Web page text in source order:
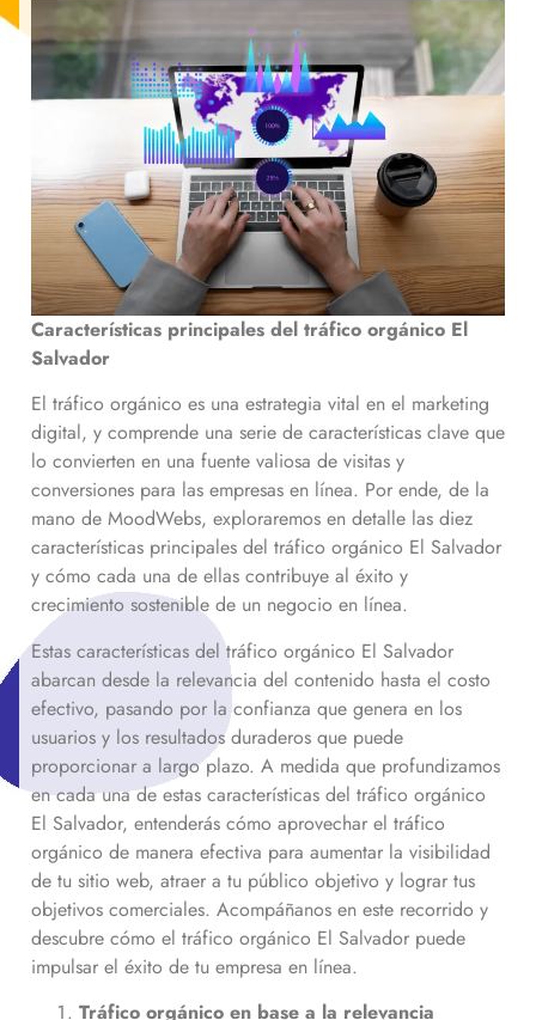
Características principales del tráfico orgánico El
Salvador
El tráfico orgánico es una estrategia vital en el marketing
digital, y comprende una serie de características clave que
lo convierten en una fuente valiosa de visitas y
conversiones para las empresas en línea. Por ende, de la
mano de MoodWebs, exploraremos en detalle las diez
características principales del tráfico orgánico El Salvador
y cómo cada una de ellas contribuye al éxito y
crecimiento sostenible de un negocio en línea.
Estas características del tráfico orgánico El Salvador
abarcan desde la relevancia del contenido hasta el costo
efectivo, pasando por la confianza que genera en los
usuarios y los resultados duraderos que puede
proporcionar a largo plazo. A medida que profundizamos
en cada una de estas características del tráfico orgánico
El Salvador, entenderás cómo aprovechar el tráfico
orgánico de manera efectiva para aumentar la visibilidad
de tu sitio web, atraer a tu público objetivo y lograr tus
objetivos comerciales. Acompáñanos en este recorrido y
descubre cómo el tráfico orgánico El Salvador puede
impulsar el éxito de tu empresa en línea.
Tráfico orgánico en base a la relevancia